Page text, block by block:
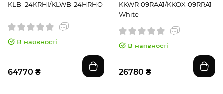
KLB–24KRHI/KLWB-24HRHO
В наявності
64770 ₴
KKWR‑09RAA1/KKOX‑09RRA1
White
В наявності
26780 ₴